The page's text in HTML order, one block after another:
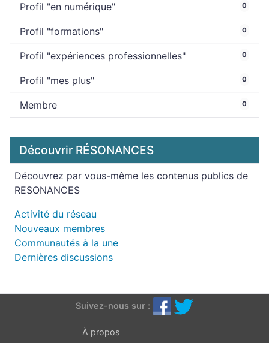
Profil "en numérique" 0
Profil "formations" 0
Profil "expériences professionnelles" 0
Profil "mes plus" 0
Membre 0
Découvrir RÉSONANCES
Découvrez par vous-même les contenus publics de
RESONANCES
Activité du réseau
Nouveaux membres
Communautés à la une
Dernières discussions
Suivez-nous sur :
À propos